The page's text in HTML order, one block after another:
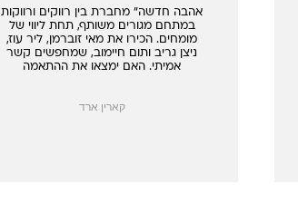
חיימוב
אהבה חדשה" מחברת בין רווקים ורווקות
במתחם מגורים משותף, תחת ליווי של
מומחים. הכירו את מאי זוברמן, ליר עוז,
ניצן גריב ותום חיימוב, שמחפשים קשר
אמיתי. האם ימצאו את ההתאמה
קארין ארד